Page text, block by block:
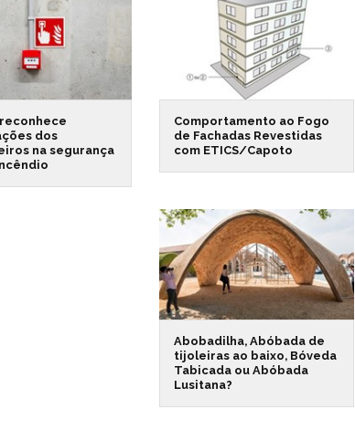
dos
na segurança
Comportamento ao Fogo
de Fachadas Revestidas
com ETICS/Capoto
Abobadilha, Abóbada de
tijoleiras ao baixo, Bóveda
Tabicada ou Abóbada
Lusitana?